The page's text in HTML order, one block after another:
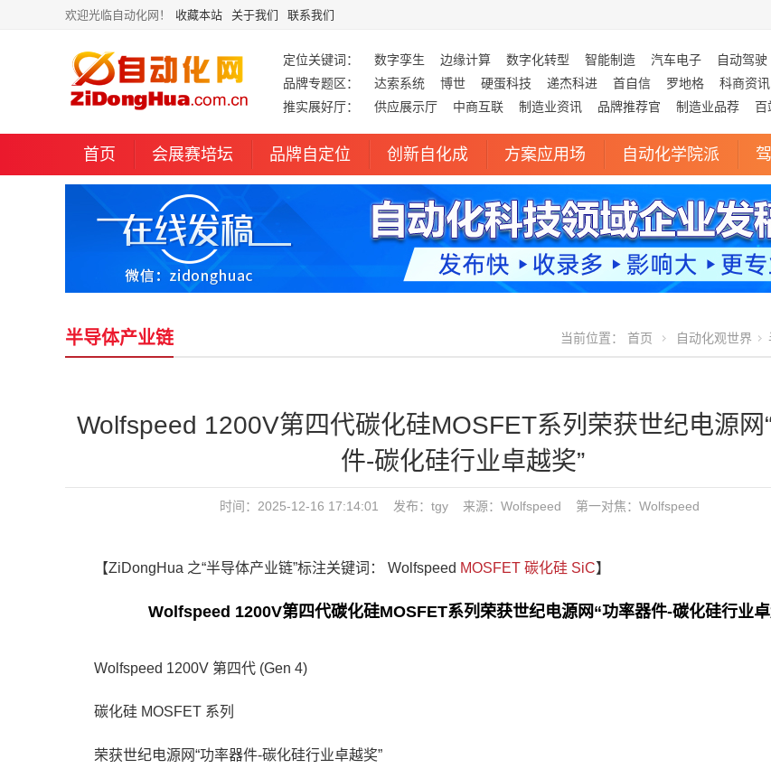
欢迎光临自动化网！ 收藏本站 关于我们 联系我们
定位关键词： 数字孪生 边缘计算 数字化转型 智能制造 汽车电子 自动驾驶
品牌专题区：
达索系统 博世 硬蛋科技 递杰科进 首自信 罗地格 科商资讯
推实展好厅：
供应展示厅 中商互联 制造业资讯 品牌推荐官 制造业品荐 百
首页 会展赛培坛 品牌自定位 创新自化成 方案应用场 自动化学院派
半导体产业链 当前位置： 首页 自动化观世界
Wolfspeed 1200V第四代碳化硅MOSFET系列荣获世纪电源网
件-碳化硅行业卓越奖”
时间：2025-12-16 17:14:01 发布：tgy 来源：Wolfspeed 第一对焦： Wolfspeed
【ZiDongHua 之“半导体产业链”标注关键词： Wolfspeed MOSFET 碳化硅 SiC】
Wolfspeed 1200V第四代碳化硅MOSFET系列荣获世纪电源网“功率器件-碳化硅行业
Wolfspeed 1200V 第四代 (Gen 4)
碳化硅 MOSFET 系列
荣获世纪电源网“功率器件-碳化硅行业卓越奖”